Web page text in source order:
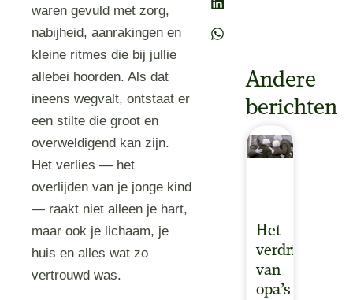
waren gevuld met zorg,
nabijheid, aanrakingen en
kleine ritmes die bij jullie
allebei hoorden. Als dat
ineens wegvalt, ontstaat er
een stilte die groot en
overweldigend kan zijn.
Het verlies — het
overlijden van je jonge kind
— raakt niet alleen je hart,
maar ook je lichaam, je
huis en alles wat zo
vertrouwd was.
Andere
berichten
Het
verdriet
van
opa’s